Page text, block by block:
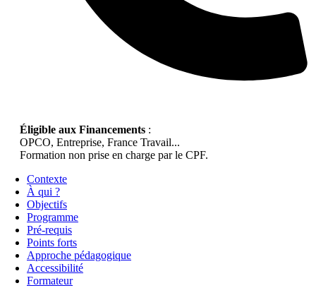
Éligible aux Financements :
OPCO, Entreprise, France Travail...
Formation non prise en charge par le CPF.
Contexte
À qui ?
Objectifs
Programme
Pré-requis
Points forts
Approche pédagogique
Accessibilité
Formateur